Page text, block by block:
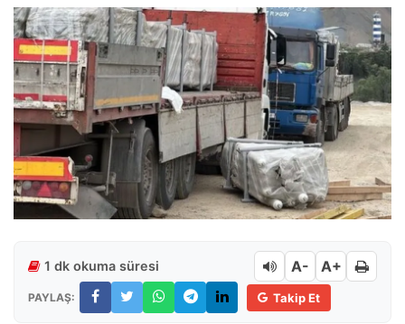
1 dk okuma süresi A- A+
PAYLAŞ: Takip Et